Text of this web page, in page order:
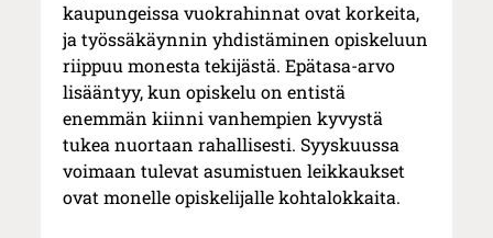
kaupungeissa vuokrahinnat ovat korkeita,
ja työssäkäynnin yhdistäminen opiskeluun
riippuu monesta tekijästä. Epätasa-arvo
lisääntyy, kun opiskelu on entistä
enemmän kiinni vanhempien kyvystä
tukea nuortaan rahallisesti. Syyskuussa
voimaan tulevat asumistuen leikkaukset
ovat monelle opiskelijalle kohtalokkaita.